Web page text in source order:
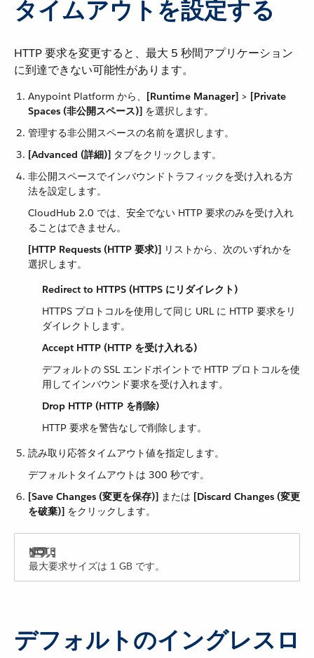
タイムアウトを設定する
HTTP 要求を変更すると、最大 5 秒間アプリケーション
に到達できない可能性があります。
Anypoint Platform から、​ [Runtime Manager] ​ > ​ [Private
Spaces (非公開スペース)] ​ を選択します。
管理する非公開スペースの名前を選択します。
[Advanced (詳細)] ​ タブをクリックします。
非公開スペースでインバウンドトラフィックを受け入れる方
法を設定します。
CloudHub 2.0 では、安全でない HTTP 要求のみを受け入れ
ることはできません。
[HTTP Requests (HTTP 要求)] ​ リストから、次のいずれかを
選択します。
Redirect to HTTPS (HTTPS にリダイレクト)
HTTPS プロトコルを使用して同じ URL に HTTP 要求をリ
ダイレクトします。
Accept HTTP (HTTP を受け入れる)
デフォルトの SSL エンドポイントで HTTP プロトコルを使
用してインバウンド要求を受け入れます。
Drop HTTP (HTTP を削除)
HTTP 要求を警告なしで削除します。
読み取り応答タイムアウト値を指定します。
デフォルトタイムアウトは 300 秒です。
[Save Changes (変更を保存)] ​ または ​ [Discard Changes (変更
を破棄)] ​ をクリックします。
最大要求サイズは 1 GB です。
デフォルトのイングレスロ